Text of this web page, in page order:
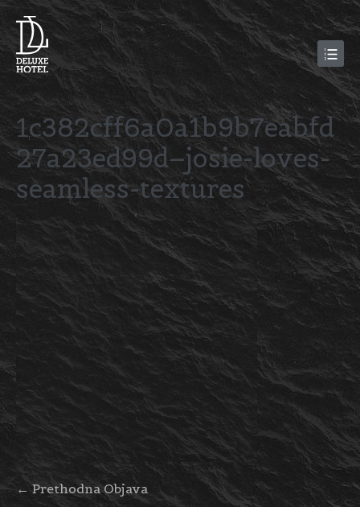
1c382cff6a0a1b9b7eabfd
27a23ed99d–josie-loves-
seamless-textures
← Prethodna Objava